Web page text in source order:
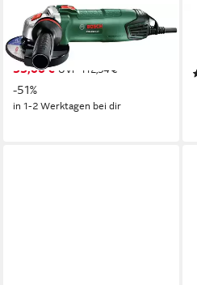
BOSCH HOME & GARDEN
Winkelschleifer PWS 850-
125
55,00 € UVP 112,34 €
-51%
in 1-2 Werktagen bei dir